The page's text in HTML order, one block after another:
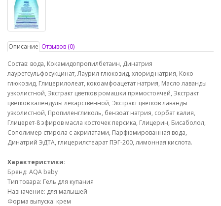
Описание Отзывов (0)
Состав: вода, Кокамидопропилбетаин, Динатрия
лауретсульфосукцинат, Лаурил глюкозид, хлорид натрия, Коко-
глюкозид, Глицерилолеат, кокоамфоацетат натрия, Масло лаванды
узколистной, Экстракт цветков ромашки прямостоячей, Экстракт
цветков календулы лекарственной, Экстракт цветков лаванды
узколистной, Пропиленгликоль, бензоат натрия, сорбат калия,
Глицерет-8 эфиров масла косточек персика, Глицерин, Бисаболол,
Сополимер стирола с акрилатами, Парфюмированная вода,
Динатрий ЭДТА, глицерилстеарат ПЭГ-200, лимонная кислота.
Характеристики:
Бренд: AQA baby
Тип товара: Гель для купания
Назначение: для малышей
Форма выпуска: крем